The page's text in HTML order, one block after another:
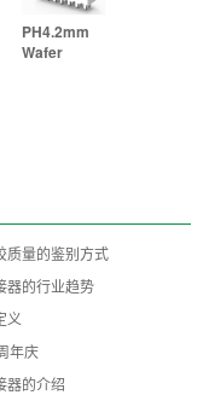
PH4.2mm
Wafer
质量的鉴别方式
器的行业趋势
义
年庆
器的介绍